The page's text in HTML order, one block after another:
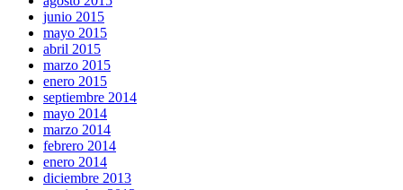
junio 2015
mayo 2015
abril 2015
marzo 2015
enero 2015
septiembre 2014
mayo 2014
marzo 2014
febrero 2014
enero 2014
diciembre 2013